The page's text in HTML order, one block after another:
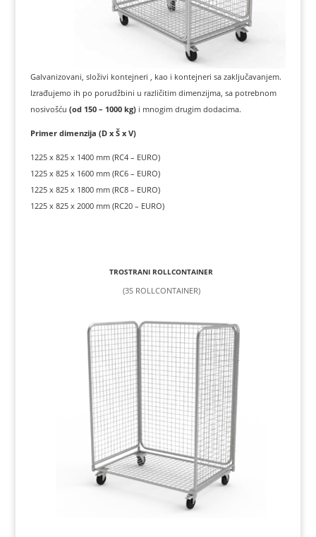
Galvanizovani, složivi kontejneri , kao i kontejneri sa zaključavanjem.
Izrađujemo ih po porudžbini u različitim dimenzijma, sa potrebnom
nosivošću (od 150 – 1000 kg)i mnogim drugim dodacima.
Primer dimenzija (D x Š x V)
1225 x 825 x 1400 mm (RC4 – EURO)
1225 x 825 x 1600 mm (RC6 – EURO)
1225 x 825 x 1800 mm (RC8 – EURO)
1225 x 825 x 2000 mm (RC20 – EURO)
TROSTRANI ROLLCONTAINER
(3S ROLLCONTAINER)